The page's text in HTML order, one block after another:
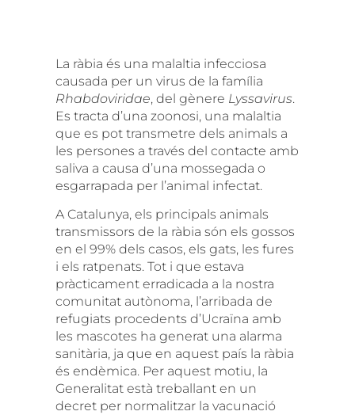
La ràbia és una malaltia infecciosa
causada per un virus de la família
Rhabdoviridae, del gènere Lyssavirus.
Es tracta d’una zoonosi, una malaltia
que es pot transmetre dels animals a
les persones a través del contacte amb
saliva a causa d’una mossegada o
esgarrapada per l’animal infectat.
A Catalunya, els principals animals
transmissors de la ràbia són els gossos
en el 99% dels casos, els gats, les fures
i els ratpenats. Tot i que estava
pràcticament erradicada a la nostra
comunitat autònoma, l’arribada de
refugiats procedents d’Ucraïna amb
les mascotes ha generat una alarma
sanitària, ja que en aquest país la ràbia
és endèmica. Per aquest motiu, la
Generalitat està treballant en un
decret per normalitzar la vacunació